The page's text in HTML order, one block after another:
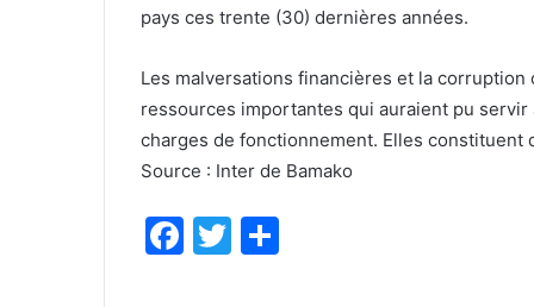
pays ces trente (30) dernières années.
Les malversations financières et la corruption
ressources importantes qui auraient pu
charges de fonctionnement. Elles constituent
Source : Inter de Bamako
F
T